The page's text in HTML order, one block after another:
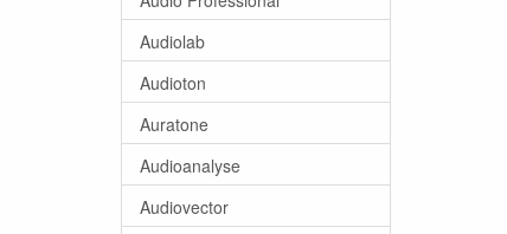
Audiolab
Audioton
Auratone
Audioanalyse
Audiovector